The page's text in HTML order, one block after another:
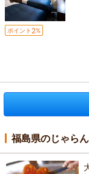
ポイント 2%
福島県のじゃら